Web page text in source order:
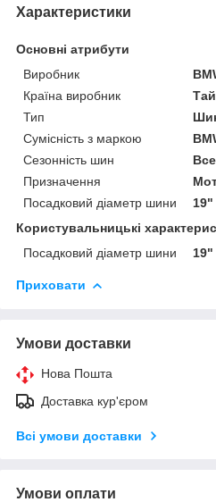
Характеристики
Основні атрибути
Виробник
Країна виробник
Тип
Сумісність з маркою
Сезонність шин
Призначення
Посадковий діаметр шини
19"
Користувальницькі
Посадковий діаметр шини
19"
Приховати
Умови доставки
Нова Пошта
Доставка кур'єром
Всі умови доставки
Умови оплати